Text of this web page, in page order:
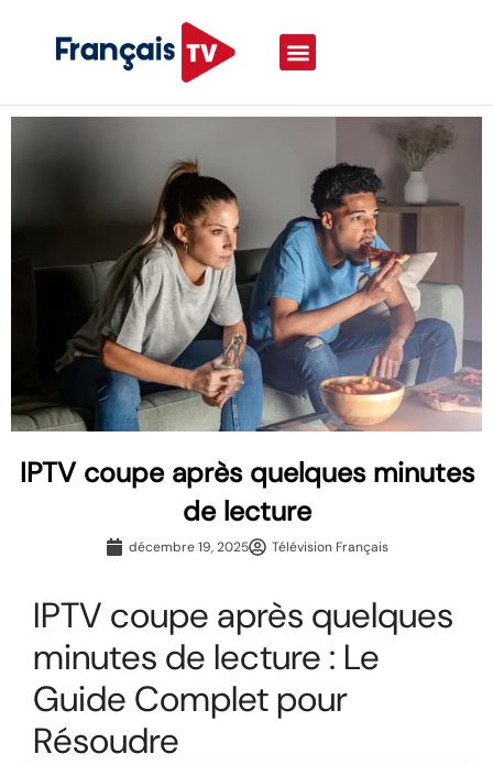
IPTV coupe après quelques minutes
de lecture
décembre 19, 2025 Télévision Français
IPTV coupe après quelques
minutes de lecture : Le
Guide Complet pour
Résoudre